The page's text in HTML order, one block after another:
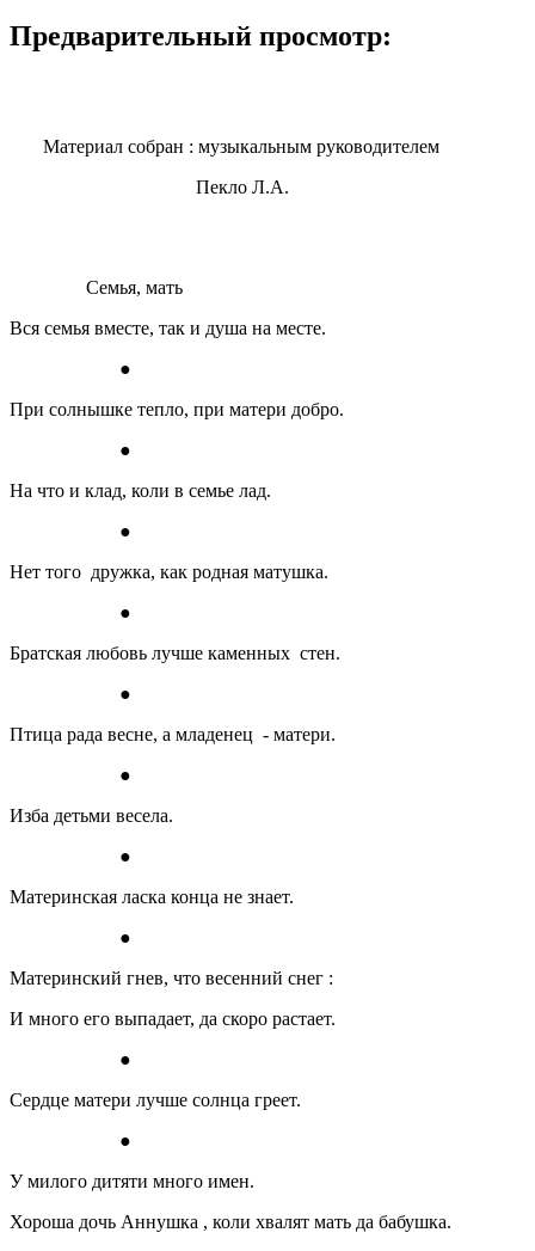
Предварительный просмотр:
Материал собран : музыкальным руководителем
Пекло Л.А.
Семья, мать
Вся семья вместе, так и душа на месте.
●
При солнышке тепло, при матери добро.
●
На что и клад, коли в семье лад.
●
Нет того дружка, как родная матушка.
●
Братская любовь лучше каменных стен.
●
Птица рада весне, а младенец - матери.
●
Изба детьми весела.
●
Материнская ласка конца не знает.
●
Материнский гнев, что весенний снег :
И много его выпадает, да скоро растает.
●
Сердце матери лучше солнца греет.
●
У милого дитяти много имен.
Хороша дочь Аннушка , коли хвалят мать да бабушка.